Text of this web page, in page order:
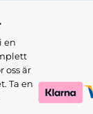
en
oss är
Ta en